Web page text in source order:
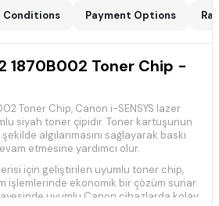
Conditions Payment Options
1870B002 Toner Chip -
Toner Chip, Canon i-SENSYS lazer
siyah toner çipidir. Toner kartuşunun
algılanmasını sağlayarak baskı
etmesine yardımcı olur.
için geliştirilen uyumlu toner chip,
işlemlerinde ekonomik bir çözüm sunar.
uyumlu Canon cihazlarda kolay